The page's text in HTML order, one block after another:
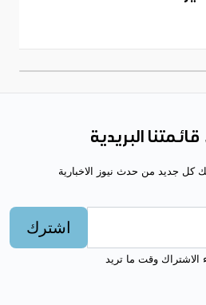
البريدية
كل جديد من حدث نيوز الاخبارية
اشترك
الاشتراك وقت ما تريد